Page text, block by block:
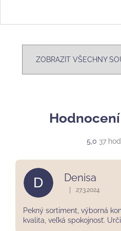
ZOBRAZIT VŠECHNY
5,0
z
37
D Denisa
Hodnocení
27.3.2024
Pekný sortiment, výborná
kvalita, veľká spokojnosť.